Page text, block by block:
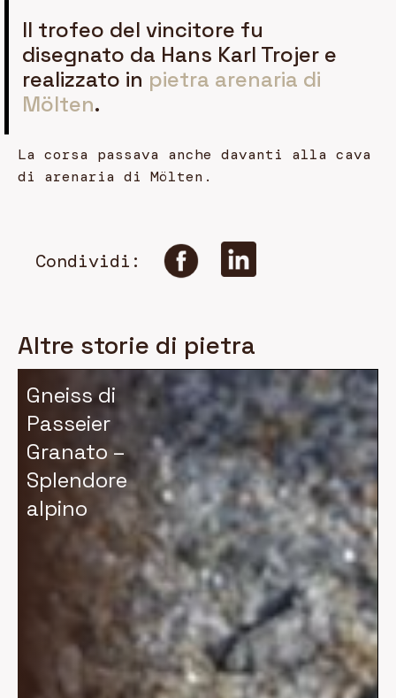
Il trofeo del vincitore fu
disegnato da Hans Karl Trojer e
realizzato in pietra arenaria di
Mölten.
La corsa passava anche davanti alla cava
di arenaria di Mölten.
Condividi:
Altre storie di pietra
Gneiss di
Passeier
Granato –
Splendore
alpino